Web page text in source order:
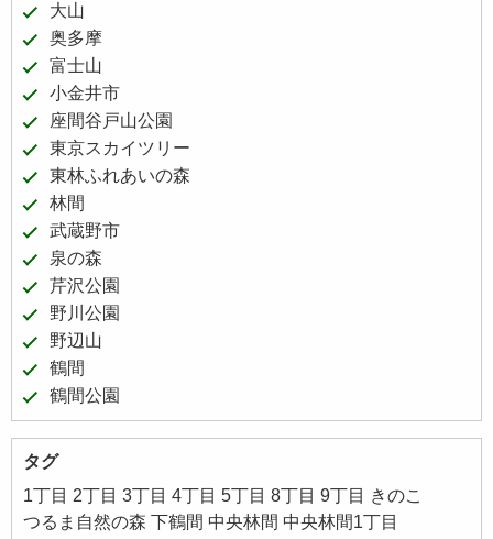
大山
奥多摩
富士山
小金井市
座間谷戸山公園
東京スカイツリー
東林ふれあいの森
林間
武蔵野市
泉の森
芹沢公園
野川公園
野辺山
鶴間
鶴間公園
タグ
1丁目 2丁目 3丁目 4丁目 5丁目 8丁目 9丁目 きのこ
つるま自然の森 下鶴間 中央林間 中央林間1丁目